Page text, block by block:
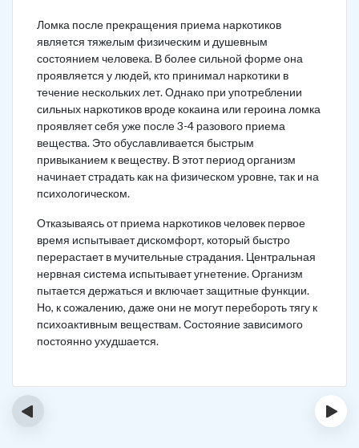
Ломка после прекращения приема наркотиков
является тяжелым физическим и душевным
состоянием человека. В более сильной форме она
проявляется у людей, кто принимал наркотики в
течение нескольких лет. Однако при употреблении
сильных наркотиков вроде кокаина или героина ломка
проявляет себя уже после 3-4 разового приема
вещества. Это обуславливается быстрым
привыканием к веществу. В этот период организм
начинает страдать как на физическом уровне, так и на
психологическом.
Отказываясь от приема наркотиков человек первое
время испытывает дискомфорт, который быстро
перерастает в мучительные страдания. Центральная
нервная система испытывает угнетение. Организм
пытается держаться и включает защитные функции.
Но, к сожалению, даже они не могут перебороть тягу к
психоактивным веществам. Состояние зависимого
постоянно ухудшается.
‹ ›